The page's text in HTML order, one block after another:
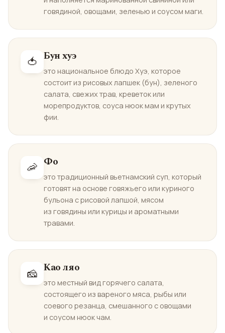
говядиной, овощами, зеленью и соусом маги.
🍅 Бун хуэ
это национальное блюдо Хуэ, которое
состоит из рисовых лапшек (бун), зеленого
салата, свежих трав, креветок или
морепродуктов, соуса нюок мам и крутых
фии.
🦐 Фо
это традиционный вьетнамский суп, который
готовят на основе говяжьего или куриного
бульона с рисовой лапшой, мясом
из говядины или курицы и ароматными
травами.
🧀 Као ляо
это местный вид горячего салата,
состоящего из вареного мяса, рыбы или
соевого резанца, смешанного с овощами
и соусом нюок чам.